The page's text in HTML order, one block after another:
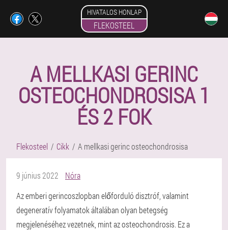
HIVATALOS HONLAP
FLEKOSTEEL
A MELLKASI GERINC
OSTEOCHONDROSISA 1
ÉS 2 FOK
Flekosteel Cikk A mellkasi gerinc osteochondrosisa
9 június 2022
Nóra
Az emberi gerincoszlopban előforduló disztróf, valamint
degeneratív folyamatok általában olyan betegség
megjelenéséhez vezetnek, mint az osteochondrosis. Ez a